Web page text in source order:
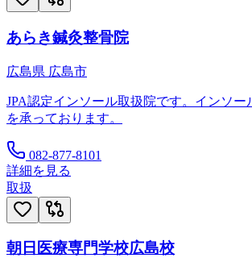
あらき鍼灸整骨院
広島県 広島市
JPA認定インソール取扱院です。インソー
を承っております。
082-877-8101
詳細を見る
取扱
朝日医療専門学校広島校